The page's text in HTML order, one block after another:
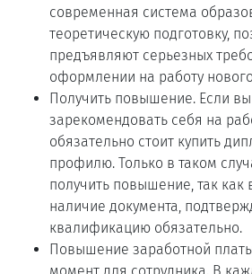
современная система
теоретическую подготовку,
предъявляют серьезных
оформлении на работу
Получить повышение. Если
зарекомендовать себя на
обязательно стоит купить
профилю. Только в таком
получить повышение, так как
наличие документа,
квалификацию обязательно.
Повышение заработной